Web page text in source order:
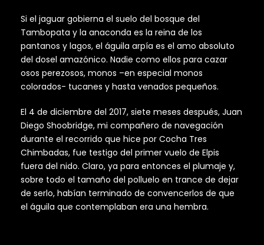
Si el jaguar gobierna el suelo del bosque del
Tambopata y la anaconda es la reina de los
pantanos y lagos, el águila arpía es el amo absoluto
del dosel amazónico. Nadie como ellos para cazar
osos perezosos, monos –en especial monos
colorados- tucanes y hasta venados pequeños.
El 4 de diciembre del 2017, siete meses después, Juan
Diego Shoobridge, mi compañero de navegación
durante el recorrido que hice por Cocha Tres
Chimbadas, fue testigo del primer vuelo de Elpis
fuera del nido. Claro, ya para entonces el plumaje y,
sobre todo el tamaño del polluelo en trance de dejar
de serlo, habían terminado de convencerlos de que
el águila que contemplaban era una hembra.